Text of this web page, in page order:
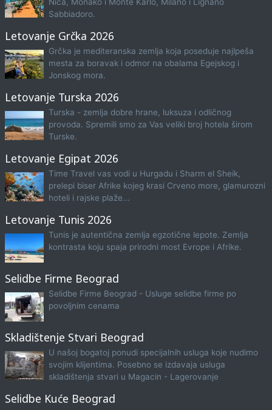
Sabbiadoro.
Letovanje Grčka 2026
Grčka je mediteranska zemlja koja poseduje najlpeša
mesta za boravak i odmor na obalama Egejskog i
Jonskog mora.
Letovanje Turska 2026
Turska - zemlja dobre hrane, luksuza i odličnog
provoda. Spremili smo za Vas veliki broj hotela širom
Turske.
Letovanje Egipat 2026
Time Travel vas vodi u Hurgadu i Sharm el Sheik,
prelepi biser Afrike kojeg krasi Crveno more, glamurozni
hoteli i rajske plaže...
Letovanje Tunis 2026
Tunis je autentična zemlja egzotične lepote. Zemlja
kontrasta koju spaja prirodni most Evrope i Afrike.
Selidbe Firme Beograd
Selidbe Firme Beograd - Usluge selidbe firme po
povoljnim cenama
Skladištenje Stvari Beograd
U našoj bogatoj ponudi specijalnih usluga koje nudimo
svojim klijentima. Posebno se izdavaja usluga
skladištenja stvari u Magacin - Lagerovanje
Selidbe Kuće Beograd